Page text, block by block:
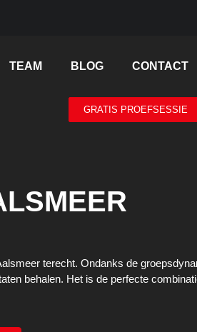
TEAM BLOG CONTACT
GRATIS PROEFSESSIE
terecht. Ondanks de
behalen. Het is de perfecte